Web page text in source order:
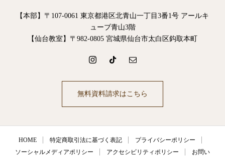
【本部】〒107-0061 東京都港区北青山一丁目3番1号 アールキ
ューブ青山3階
【仙台教室】〒982-0805 宮城県仙台市太白区鈎取本町
無料資料請求はこちら
HOME 特定商取引法に基づく表記
プライバシーポリシー
ソーシャルメディアポリシー
アクセシビリティポリシー
お問い